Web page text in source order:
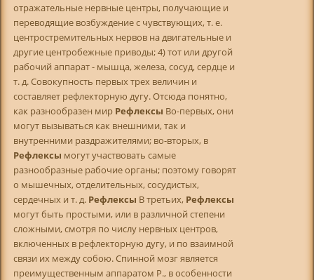
отражательные нервные центры, получающие и
переводящие возбуждение с чувствующих, т. е.
центростремительных нервов на двигательные и
другие центробежные приводы; 4) тот или другой
рабочий аппарат - мышца, железа, сосуд, сердце и
т. д. Совокупность первых трех величин и
составляет рефлекторную дугу. Отсюда понятно,
как разнообразен мир Рефлексы Во-первых, они
могут вызываться как внешними, так и
внутренними раздражителями; во-вторых, в
Рефлексы могут участвовать самые
разнообразные рабочие органы; поэтому говорят
о мышечных, отделительных, сосудистых,
сердечных и т. д. Рефлексы В третьих, Рефлексы
могут быть простыми, или в различной степени
сложными, смотря по числу нервных центров,
включенных в рефлекторную дугу, и по взаимной
связи их между собою. Спинной мозг является
преимущественным аппаратом Р., в особенности